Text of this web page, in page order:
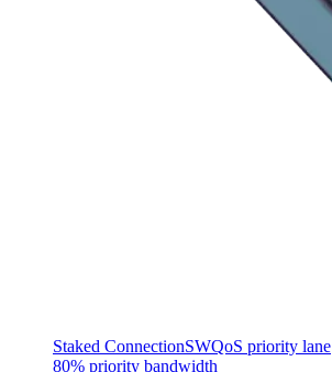
Staked ConnectionSWQoS priority lane
80% priority bandwidth